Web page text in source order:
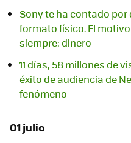
Sony te ha contado por
formato físico. El
siempre: dinero
11 días, 58 millones de
éxito de audiencia de
fenómeno
01 julio